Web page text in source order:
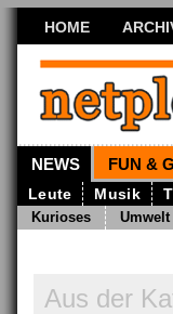
HOME
NEWS FUN &
Leute Musik
Kurioses
Aus der